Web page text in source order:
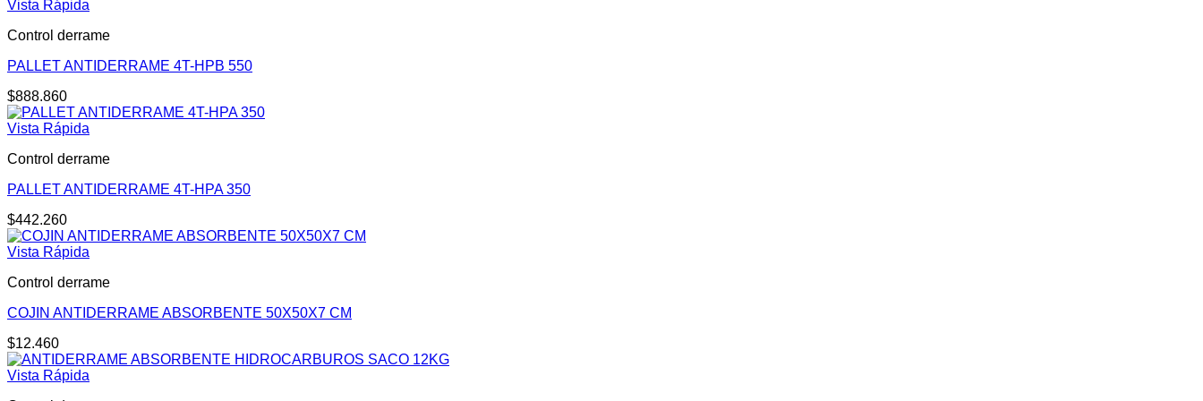
Vista Rápida
Control derrame
PALLET ANTIDERRAME 4T-HPB 550
$888.860
Vista Rápida
Control derrame
PALLET ANTIDERRAME 4T-HPA 350
$442.260
Vista Rápida
Control derrame
COJIN ANTIDERRAME ABSORBENTE 50X50X7 CM
$12.460
Vista Rápida